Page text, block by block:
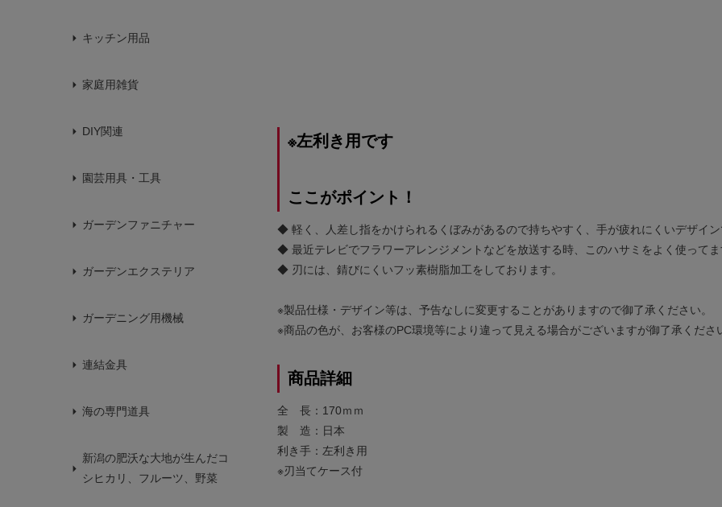
キッチン用品
家庭用雑貨
DIY関連
園芸用具・工具
ガーデンファニチャー
ガーデンエクステリア
ガーデニング用機械
連結金具
海の専門道具
新潟の肥沃な大地が生んだコ
シヒカリ、フルーツ、野菜
※左利き用です
ここがポイント！
◆ 軽く、人差し指をかけられるくぼみがあるので持ちやすく、手が疲れにくいデザイ
◆ 最近テレビでフラワーアレンジメントなどを放送する時、このハサミをよく使って
◆ 刃には、錆びにくいフッ素樹脂加工をしております。
※製品仕様・デザイン等は、予告なしに変更することがありますので御了承ください。
※商品の色が、お客様のPC環境等により違って見える場合がございますが御了承くださ
商品詳細
全 長：170ｍｍ
製 造：日本
利き手：左利き用
※刃当てケース付